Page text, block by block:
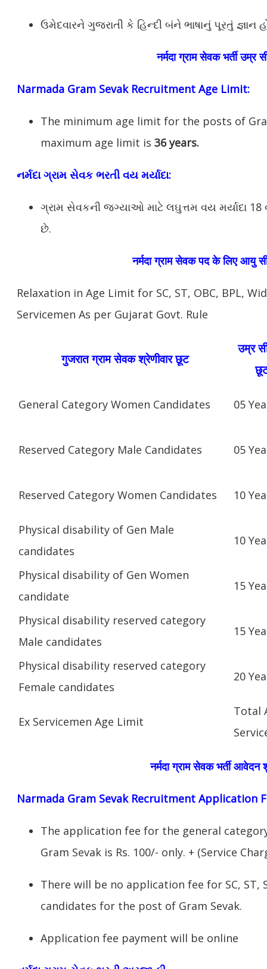
ઉમેદવારને ગુજરાતી કે હિન્દી બંને ભાષાનું પૂરતું જ્ઞાન
नर्मदा ग्राम सेवक भर्ती उम्र
Narmada Gram Sevak Recruitment Age Limit:
The minimum age limit for the posts of
maximum age limit is 36 years.
નર્મદા ગ્રામ સેવક ભરતી વય મર્યાદા:
ગ્રામ સેવકની જગ્યાઓ માટે લઘુત્તમ વય મર્યાદા 18
છે.
नर्मदाग्राम सेवक पद के लिए आयु
Relaxation in Age Limit for SC, ST, OBC, BPL,
Servicemen As per Gujarat Govt. Rule
गुजरात ग्राम सेवक श्रेणीवार छूट
उम्र
General Category Women Candidates 05
Reserved Category Male Candidates 05
Reserved Category Women Candidates 10
Physical disability of Gen Male
candidates
10
Physical disability of Gen Women
candidate
15
Physical disability reserved category
Male candidates
15
Physical disability reserved category
Female candidates
20
Ex Servicemen Age Limit
Total
नर्मदा ग्राम सेवक भर्ती
Narmada Gram Sevak Recruitment Application
The application fee for the general
Gram Sevak is Rs. 100/- only. + (Service
There will be no application fee for SC, ST,
candidates for the post of Gram Sevak.
Application fee payment will be online